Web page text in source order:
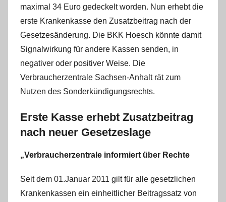
e
s
s
e
maximal 34 Euro gedeckelt worden. Nun erhebt die
erste Krankenkasse den Zusatzbeitrag nach der
Gesetzesänderung. Die BKK Hoesch könnte damit
Signalwirkung für andere Kassen senden, in
negativer oder positiver Weise. Die
Verbraucherzentrale Sachsen-Anhalt rät zum
Nutzen des Sonderkündigungsrechts.
Erste Kasse erhebt Zusatzbeitrag
nach neuer Gesetzeslage
„Verbraucherzentrale informiert über Rechte
Seit dem 01.Januar 2011 gilt für alle gesetzlichen
Krankenkassen ein einheitlicher Beitragssatz von